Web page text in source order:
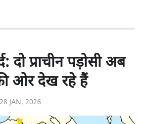
दो प्राचीन पड़ोसी अब
ओर देख रहे हैं
28 JAN, 2026